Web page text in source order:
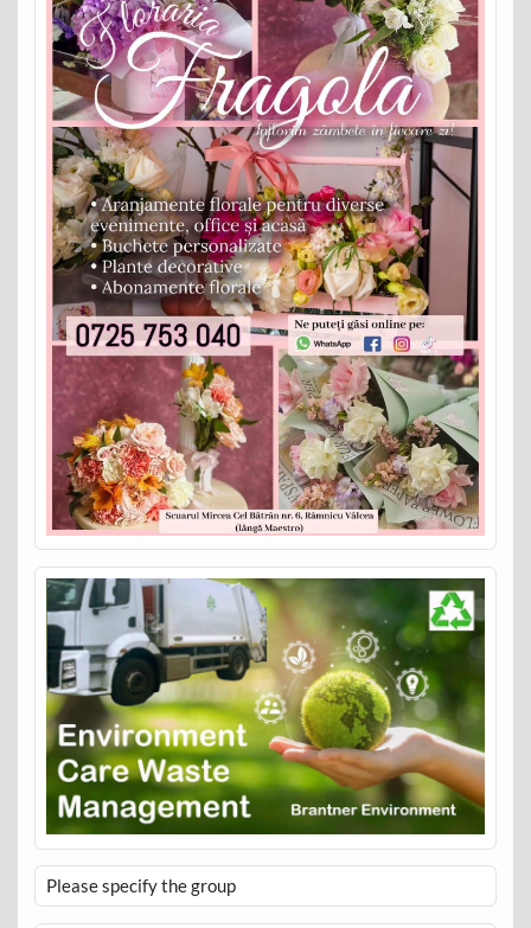
Please specify the group